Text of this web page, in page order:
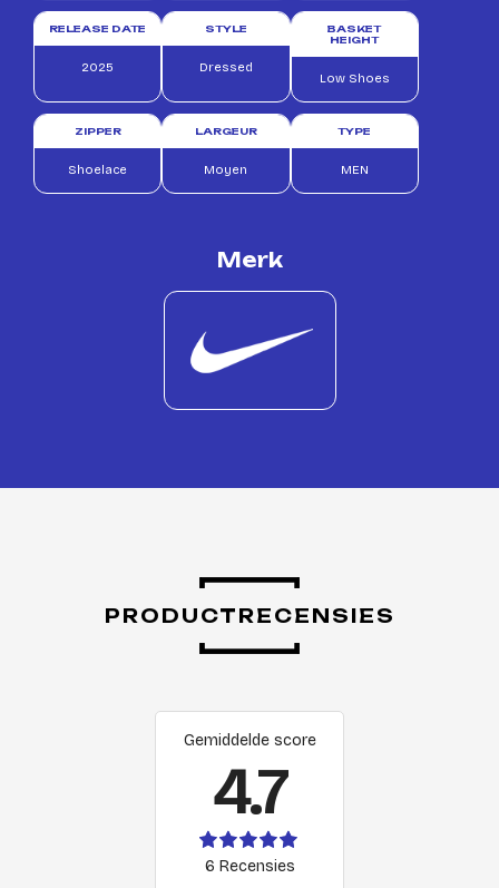
RELEASE DATE
2025
STYLE
Dressed
BASKET
HEIGHT
Low Shoes
ZIPPER
Shoelace
LARGEUR
Moyen
TYPE
MEN
Merk
PRODUCTRECENSIES
Gemiddelde score
4.7
6 Recensies